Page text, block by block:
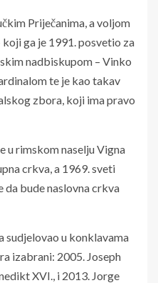
Priječanima, a voljom
koji ga je 1991. posvetio za
nadbiskupom – Vinko
te je kao takav
zbora, koji ima pravo
u rimskom naselju Vigna
crkva, a 1969. sveti
da bude naslovna crkva
sudjelovao u konklavama
izabrani: 2005. Joseph
XVI., i 2013. Jorge